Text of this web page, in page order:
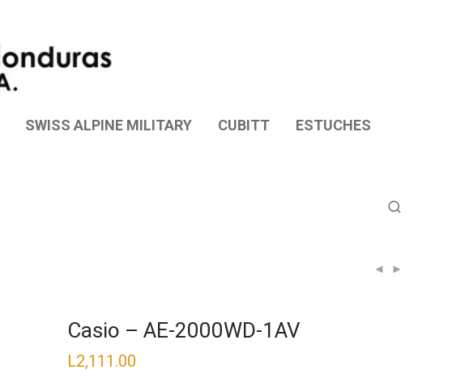
SWISS ALPINE MILITARY CUBITT ESTUCHES
Casio – AE-2000WD-1AV
L2,111.00